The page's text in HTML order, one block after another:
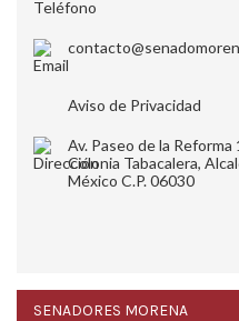
Aviso de Privacidad
Av. Paseo de la
Colonia Tabacalera,
México C.P. 06030
SENADORES MORENA